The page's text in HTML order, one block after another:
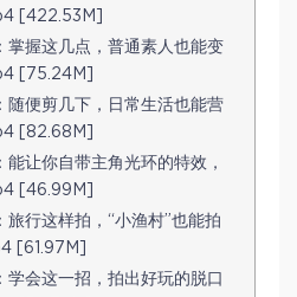
[422.53M]
掌握这几点，普通素人也能变
[75.24M]
随便剪几下，日常生活也能营
[82.68M]
让你自带主角光环的特效，
[46.99M]
行这样拍，“小渔村”也能拍
[61.97M]
会这一招，拍出好玩的脱口